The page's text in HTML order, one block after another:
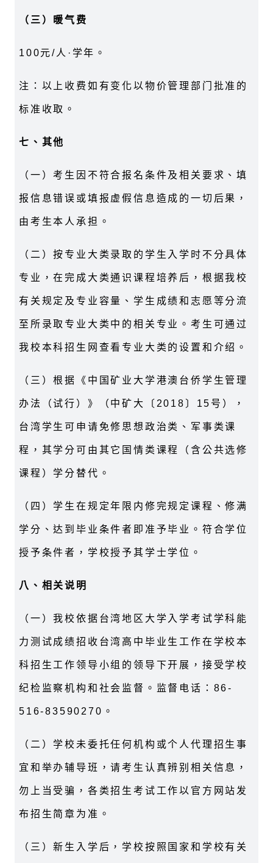
（三）暖气费
100元/人·学年。
注：以上收费如有变化以物价管理部门批准的
标准收取。
七、其他
（一）考生因不符合报名条件及相关要求、填
报信息错误或填报虚假信息造成的一切后果，
由考生本人承担。
（二）按专业大类录取的学生入学时不分具体
专业，在完成大类通识课程培养后，根据我校
有关规定及专业容量、学生成绩和志愿等分流
至所录取专业大类中的相关专业。考生可通过
我校本科招生网查看专业大类的设置和介绍。
（三）根据《中国矿业大学港澳台侨学生管理
办法（试行）》（中矿大〔2018〕15号），
台湾学生可申请免修思想政治类、军事类课
程，其学分可由其它国情类课程（含公共选修
课程）学分替代。
（四）学生在规定年限内修完规定课程、修满
学分、达到毕业条件者即准予毕业。符合学位
授予条件者，学校授予其学士学位。
八、相关说明
（一）我校依据台湾地区大学入学考试学科能
力测试成绩招收台湾高中毕业生工作在学校本
科招生工作领导小组的领导下开展，接受学校
纪检监察机构和社会监督。监督电话：86-
516-83590270。
（二）学校未委托任何机构或个人代理招生事
宜和举办辅导班，请考生认真辨别相关信息，
勿上当受骗，各类招生考试工作以官方网站发
布招生简章为准。
（三）新生入学后，学校按照国家和学校有关